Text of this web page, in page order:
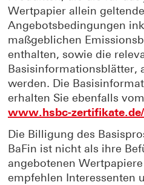
Wertpapier allein
Angebotsbedingungen
maßgeblichen
enthalten, sowie die
Basisinformationsblätter,
werden. Die
erhalten Sie ebenfalls
www.hsbc-
Die Billigung des
BaFin ist nicht als ihre
angebotenen
empfehlen Interessenten